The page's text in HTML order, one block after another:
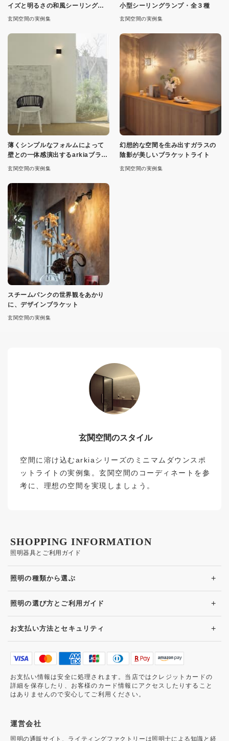
イズと明るさの和風シーリングラ
イト
玄関空間の実例集
小型シーリングランプ・全３種
玄関空間の実例集
薄くシンプルなフォルムによって
壁との一体感演出するarkiaブラケ
ット
玄関空間の実例集
幻想的な空間を生み出すガラスの
陰影が美しいブラケットライト
玄関空間の実例集
スチームパンクの世界観をあかり
に、デザインブラケット
玄関空間の実例集
玄関空間のスタイル
空間に溶け込むarkiaシリーズのミニマムダウンスポ
ットライトの実例集。玄関空間のコーディネートを参
考に、理想の空間を実現しましょう。
照明器具とご利用ガイド
SHOPPING INFORMATION
照明の種類から選ぶ +
照明の選び方とご利用ガイド +
お支払い方法とセキュリティ +
お支払い情報は安全に処理されます。当店ではクレジットカードの
詳細を保存したり、お客様のカード情報にアクセスしたりすること
はありませんので安心してご利用ください。
運営会社
照明の通販サイト、ライティングファクトリーは照明士による知識と経